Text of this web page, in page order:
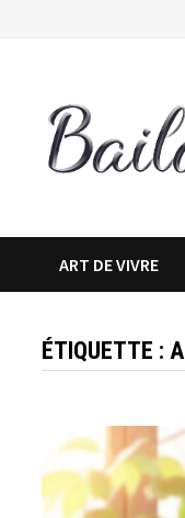
ART DE VIVRE
ÉTIQUETTE :